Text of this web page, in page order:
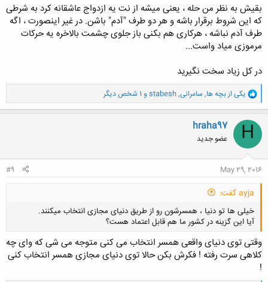
بقیش به نظر من حله ، یعنی میشه از نت یه ازدواج عاشقانه کرد به شرطی
که این شروط برقرار باشه و هر دو طرف "آدم" باشن. در غیر اینصورت ، اگه
طرف آدم نباشه ، هرکاری هم بکنی باز جلوی چشمت بالاخره یه حرکات
مرموزی میاد واست...
در کل زیاد سخت نگیرید
و
ا
ک
ن
ش
ه
ا
یکی از بچه ها, سامرانی,
stabesh و 1 شخص دیگر
H
hraha97
عضو جدید
May 29, 2016
#9
ayja گفت:
خیلی ها تو دنیا ، همسرشون رو از طریق دنیای مجازی انتخاب میکنند.
آیا این گزینه در کشور ما هم قابل اعتماد هست؟
وقتی توی دنیای واقعی همسر انتخاب می کنی متوجه می شی که وای چه
کلاهی سرت رفته ! فکرش بکن حالا توی دنیای مجازی همسر انتخاب کنی
!